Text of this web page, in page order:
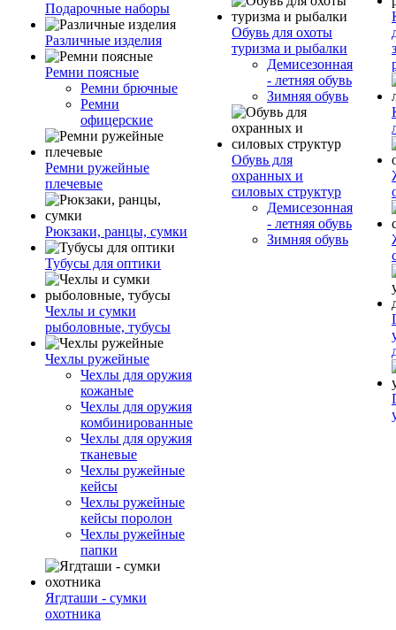
Подарочные наборы
Различные изделия
Ремни поясные
Ремни брючные
Ремни
офицерские
Ремни ружейные
плечевые
Рюкзаки, ранцы, сумки
Тубусы для оптики
Чехлы и сумки
рыболовные, тубусы
Чехлы ружейные
Чехлы для оружия
кожаные
Чехлы для оружия
комбинированные
Чехлы для оружия
тканевые
Чехлы ружейные
кейсы
Чехлы ружейные
кейсы поролон
Чехлы ружейные
папки
Ягдташи - сумки
охотника
Обувь для охоты
туризма и рыбалки
Демисезонная
- летняя обувь
Зимняя обувь
Обувь для
охранных и
силовых структур
Демисезонная
- летняя обувь
Зимняя обувь